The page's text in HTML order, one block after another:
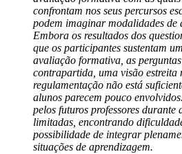
confrontam nos seus percursos
podem imaginar modalidades de
Embora os resultados dos
que os participantes sustentam
avaliação formativa, as
contrapartida, uma visão estreita
regulamentação não está
alunos parecem pouco
pelos futuros professores durante
limitadas, encontrando
possibilidade de integrar
situações de aprendizagem.